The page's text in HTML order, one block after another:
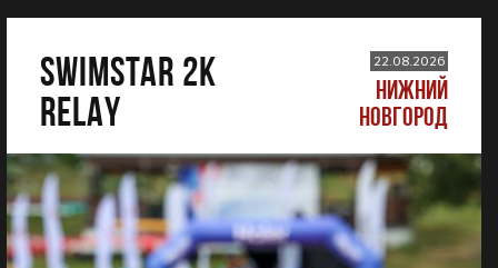
SWIMSTAR 2K
RELAY
22.08.2026
НИЖНИЙ
НОВГОРОД